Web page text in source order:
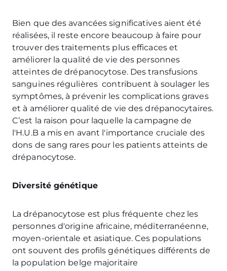
Bien que des avancées significatives aient été
réalisées, il reste encore beaucoup à faire pour
trouver des traitements plus efficaces et
améliorer la qualité de vie des personnes
atteintes de drépanocytose. Des transfusions
sanguines régulières contribuent à soulager les
symptômes, à prévenir les complications graves
et à améliorer qualité de vie des drépanocytaires.
C’est la raison pour laquelle la campagne de
l'H.U.B a mis en avant l'importance cruciale des
dons de sang rares pour les patients atteints de
drépanocytose.
Diversité génétique
La drépanocytose est plus fréquente chez les
personnes d'origine africaine, méditerranéenne,
moyen-orientale et asiatique. Ces populations
ont souvent des profils génétiques différents de
la population belge majoritaire